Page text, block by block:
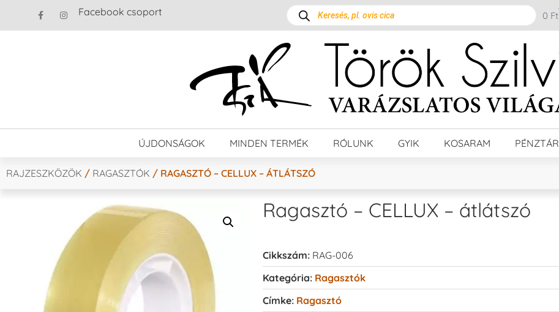
Facebook csoport 0 Ft
ÚJDONSÁGOK MINDEN TERMÉK RÓLUNK GYIK KOSARAM PÉNZTÁR
RAJZESZKÖZÖK / RAGASZTÓK / RAGASZTÓ – CELLUX – ÁTLÁTSZÓ
Ragasztó – CELLUX – átlátszó
Cikkszám: RAG-006
Kategória: Ragasztók
Címke: Ragasztó